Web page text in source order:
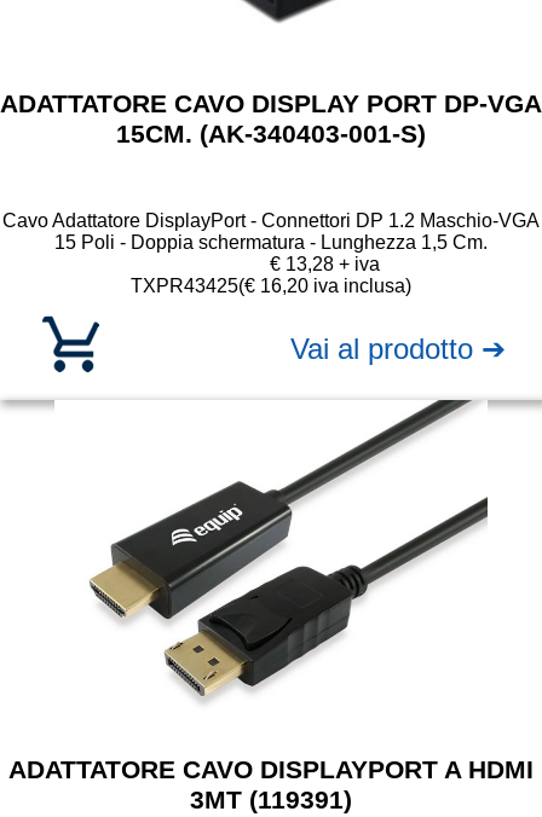
ADATTATORE CAVO DISPLAY PORT DP-VGA
15CM. (AK-340403-001-S)
Cavo Adattatore DisplayPort - Connettori DP 1.2 Maschio-VGA
15 Poli - Doppia schermatura - Lunghezza 1,5 Cm.
TXPR43425
€ 13,28 + iva
(€ 16,20 iva inclusa)
Vai al prodotto ➔
ADATTATORE CAVO DISPLAYPORT A HDMI
3MT (119391)